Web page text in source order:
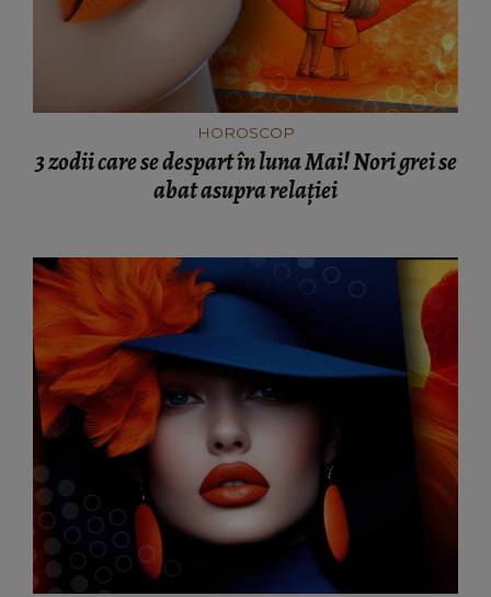
HOROSCOP
3 zodii care se despart în luna Mai! Nori grei se
abat asupra relației